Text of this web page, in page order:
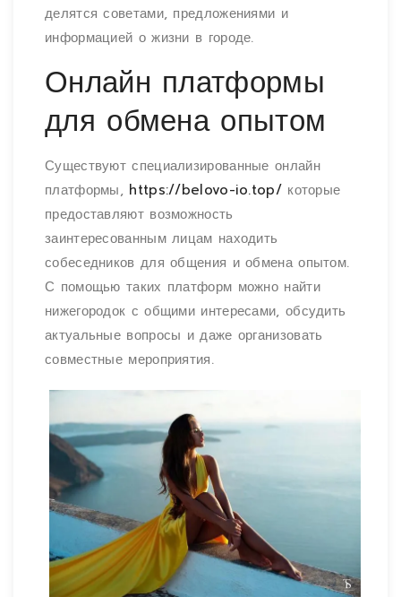
делятся советами, предложениями и
информацией о жизни в городе.
Онлайн платформы
для обмена опытом
Существуют специализированные онлайн
платформы, https://belovo-io.top/которые
предоставляют возможность
заинтересованным лицам находить
собеседников для общения и обмена опытом.
С помощью таких платформ можно найти
нижегородок с общими интересами, обсудить
актуальные вопросы и даже организовать
совместные мероприятия.